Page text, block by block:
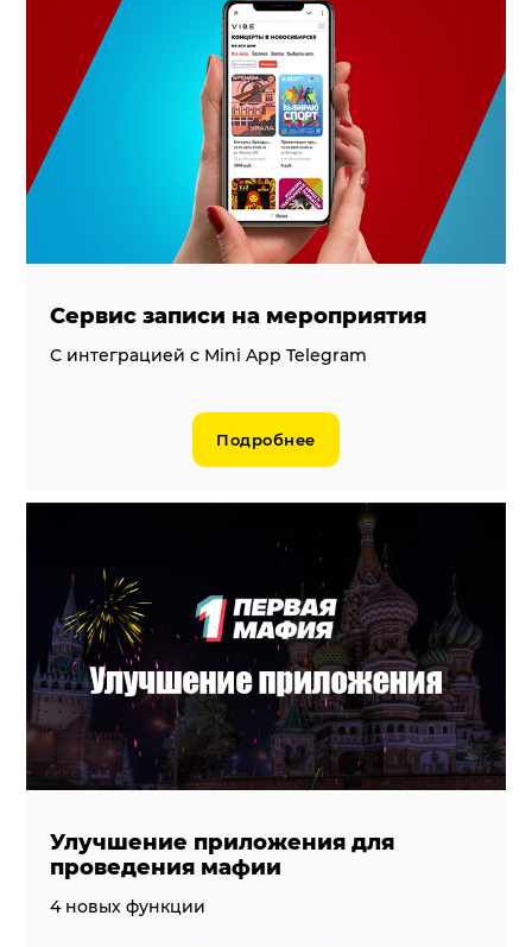
Cервис записи на мероприятия
С интеграцией c Mini App Telegram
Подробнее
Улучшение приложения для
проведения мафии
4 новых функции